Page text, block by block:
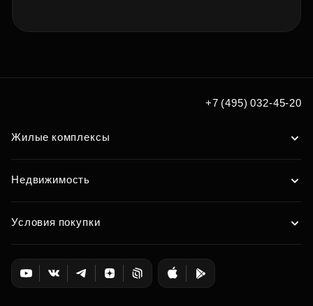
+7 (495) 032-45-20
Жилые комплексы
Недвижимость
Условия покупки